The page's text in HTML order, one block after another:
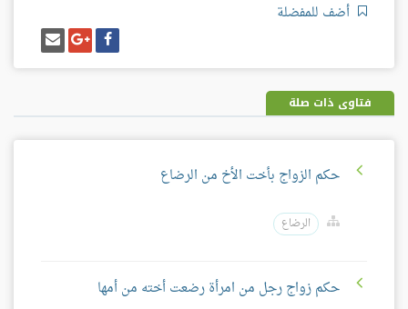
أضف للمفضلة
شارك
على
فيسبوك
شارك
على
غوغل
بلس
إرسل
إيميل
فتاوى ذات صلة
حكم الزواج بأخت الأخ من الرضاع
الرضاع
حكم زواج رجل من امرأة رضعت أخته من أمها